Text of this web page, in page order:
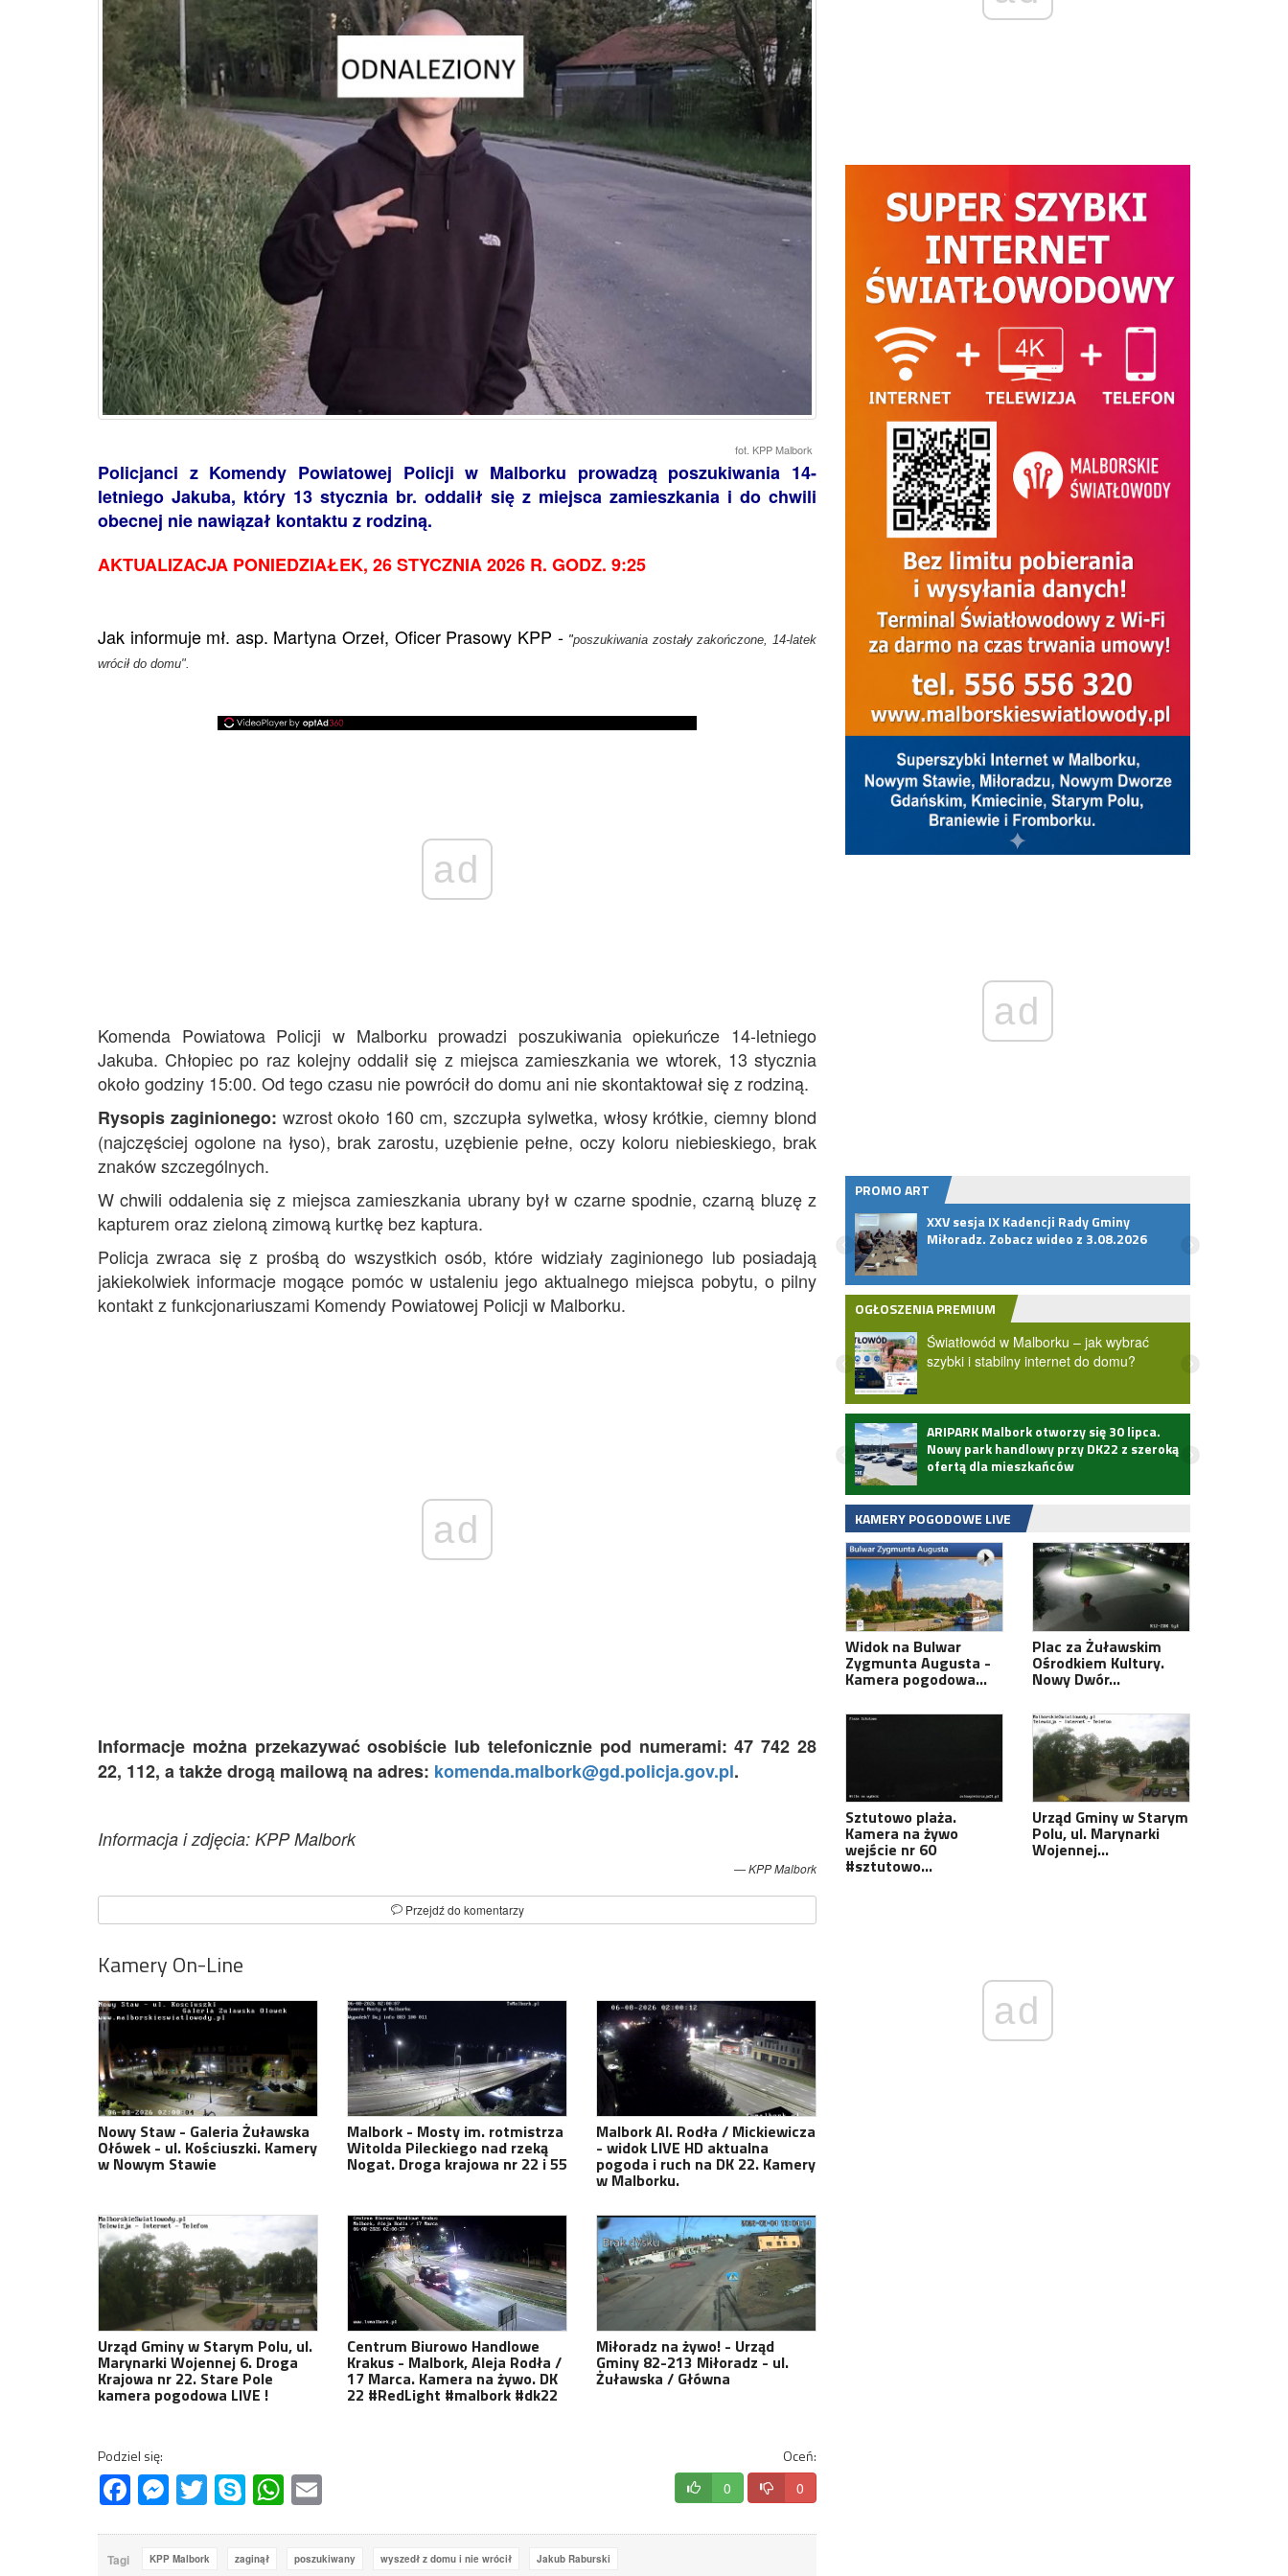
fot. KPP Malbork
Policjanci z Komendy Powiatowej Policji w Malborku prowadzą poszukiwania 14-
letniego Jakuba, który 13 stycznia br. oddalił się z miejsca zamieszkania i do chwili
obecnej nie nawiązał kontaktu z rodziną.
AKTUALIZACJA PONIEDZIAŁEK, 26 STYCZNIA 2026 R. GODZ. 9:25
Jak informuje mł. asp. Martyna Orzeł, Oficer Prasowy KPP - "poszukiwania zostały zakończone, 14-latek
wrócił do domu".
ad
Komenda Powiatowa Policji w Malborku prowadzi poszukiwania opiekuńcze 14-letniego
Jakuba. Chłopiec po raz kolejny oddalił się z miejsca zamieszkania we wtorek, 13 stycznia
około godziny 15:00. Od tego czasu nie powrócił do domu ani nie skontaktował się z rodziną.
Rysopis zaginionego: wzrost około 160 cm, szczupła sylwetka, włosy krótkie, ciemny blond
(najczęściej ogolone na łyso), brak zarostu, uzębienie pełne, oczy koloru niebieskiego, brak
znaków szczególnych.
W chwili oddalenia się z miejsca zamieszkania ubrany był w czarne spodnie, czarną bluzę z
kapturem oraz zieloną zimową kurtkę bez kaptura.
Policja zwraca się z prośbą do wszystkich osób, które widziały zaginionego lub posiadają
jakiekolwiek informacje mogące pomóc w ustaleniu jego aktualnego miejsca pobytu, o pilny
kontakt z funkcjonariuszami Komendy Powiatowej Policji w Malborku.
ad
Informacje można przekazywać osobiście lub telefonicznie pod numerami: 47 742 28
22, 112, a także drogą mailową na adres: komenda.malbork@gd.policja.gov.pl.
Informacja i zdjęcia: KPP Malbork
KPP Malbork
Przejdź do komentarzy
Kamery On-Line
Nowy Staw - Galeria Żuławska
Ołówek - ul. Kościuszki. Kamery
w Nowym Stawie
Malbork - Mosty im. rotmistrza
Witolda Pileckiego nad rzeką
Nogat. Droga krajowa nr 22 i 55
Malbork Al. Rodła / Mickiewicza
- widok LIVE HD aktualna
pogoda i ruch na DK 22. Kamery
w Malborku.
Urząd Gminy w Starym Polu, ul.
Marynarki Wojennej 6. Droga
Krajowa nr 22. Stare Pole
kamera pogodowa LIVE !
Centrum Biurowo Handlowe
Krakus - Malbork, Aleja Rodła /
17 Marca. Kamera na żywo. DK
22 #RedLight #malbork #dk22
Miłoradz na żywo! - Urząd
Gminy 82-213 Miłoradz - ul.
Żuławska / Główna
Podziel się:
FacebookMessenger
Twitter Skype WhatsApp
Oceń:
0 0
Tagi KPP Malbork zaginął poszukiwany wyszedł z domu i nie wrócił Jakub Raburski
ad
PROMO ART
proc. rynku
XXV sesja IX Kadencji Rady Gminy
Miłoradz. Zobacz wideo z 3.08.2026
OGŁOSZENIA PREMIUM
Światłowód w Malborku – jak wybrać
szybki i stabilny internet do domu?
ARIPARK Malbork otworzy się 30 lipca.
Nowy park handlowy przy DK22 z szeroką
ofertą dla mieszkańców
KAMERY POGODOWE LIVE
Widok na Bulwar
Zygmunta Augusta -
Kamera pogodowa…
Plac za Żuławskim
Ośrodkiem Kultury.
Nowy Dwór…
Sztutowo plaża.
Kamera na żywo
wejście nr 60
#sztutowo…
Urząd Gminy w Starym
Polu, ul. Marynarki
Wojennej…
ad